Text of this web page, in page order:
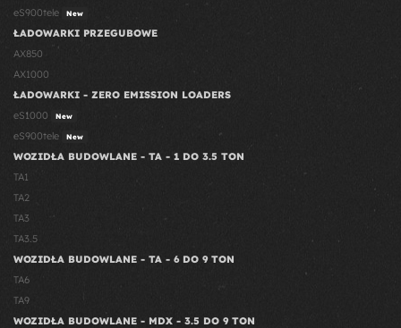
eS900tele New
ŁADOWARKI PRZEGUBOWE
AX850
AX1000
ŁADOWARKI - ZERO EMISSION LOADERS
eS1000
New
eS900tele New
WOZIDŁA BUDOWLANE - TA - 1 DO 3.5 TON
TA1
TA2
TA3
TA3.5
WOZIDŁA BUDOWLANE - TA - 6 DO 9 TON
TA6
TA9
WOZIDŁA BUDOWLANE - MDX - 3.5 DO 9 TON